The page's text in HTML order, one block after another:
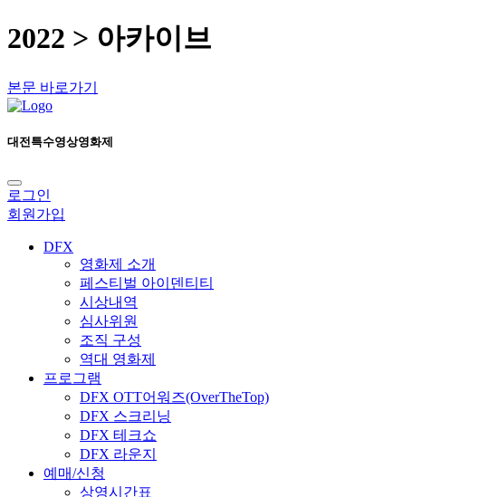
2022 > 아카이브
본문 바로가기
대전특수영상영화제
로그인
회원가입
DFX
영화제 소개
페스티벌 아이덴티티
시상내역
심사위원
조직 구성
역대 영화제
프로그램
DFX OTT어워즈(OverTheTop)
DFX 스크리닝
DFX 테크쇼
DFX 라운지
예매/신청
상영시간표